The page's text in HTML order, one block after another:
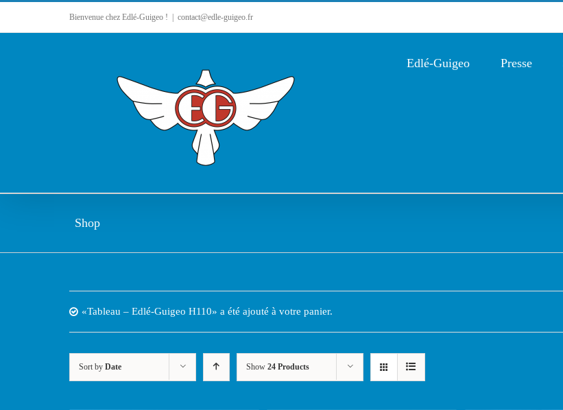
Bienvenue chez Edlé-Guigeo ! contact@edle-guigeo.fr
Edlé-Guigeo Presse
Shop
«Tableau – Edlé-Guigeo H110» a été ajouté à votre panier.
Sort by Date Show 24 Products